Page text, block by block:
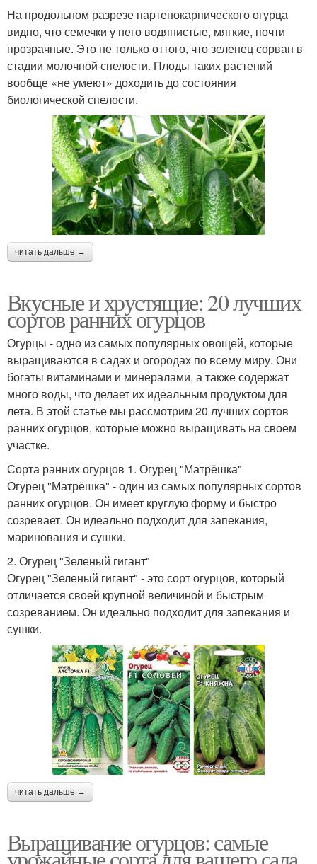
На продольном разрезе партенокарпического огурца
видно, что семечки у него водянистые, мягкие, почти
прозрачные. Это не только оттого, что зеленец сорван в
стадии молочной спелости. Плоды таких растений
вообще «не умеют» доходить до состояния
биологической спелости.
читать дальше →
Вкусные и хрустящие: 20 лучших
сортов ранних огурцов
Огурцы - одно из самых популярных овощей, которые
выращиваются в садах и огородах по всему миру. Они
богаты витаминами и минералами, а также содержат
много воды, что делает их идеальным продуктом для
лета. В этой статье мы рассмотрим 20 лучших сортов
ранних огурцов, которые можно выращивать на своем
участке.
Сорта ранних огурцов 1. Огурец "Матрёшка"
Огурец "Матрёшка" - один из самых популярных сортов
ранних огурцов. Он имеет круглую форму и быстро
созревает. Он идеально подходит для запекания,
маринования и сушки.
2. Огурец "Зеленый гигант"
Огурец "Зеленый гигант" - это сорт огурцов, который
отличается своей крупной величиной и быстрым
созреванием. Он идеально подходит для запекания и
сушки.
читать дальше →
Выращивание огурцов: самые